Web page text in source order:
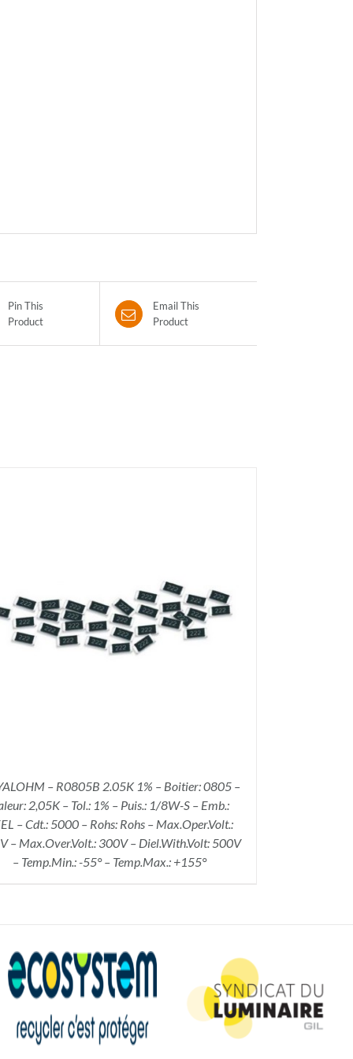
Pin This
Product
Email This
Product
– R0805B 2.05K 1% – Boitier: 0805 –
2,05K – Tol.: 1% – Puis.: 1/8W-S – Emb.:
– Cdt.: 5000 – Rohs: Rohs – Max.Oper.Volt.:
– Max.Over.Volt.: 300V – Diel.With.Volt: 500V
– Temp.Min.: -55° – Temp.Max.: +155°